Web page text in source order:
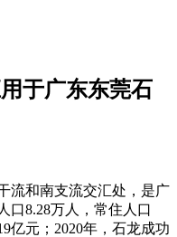
于广东东莞石
流和南支流交汇处，是广
口8.28万人，常住人口
亿元；2020年，石龙成功